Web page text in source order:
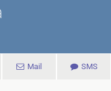
Mail SMS